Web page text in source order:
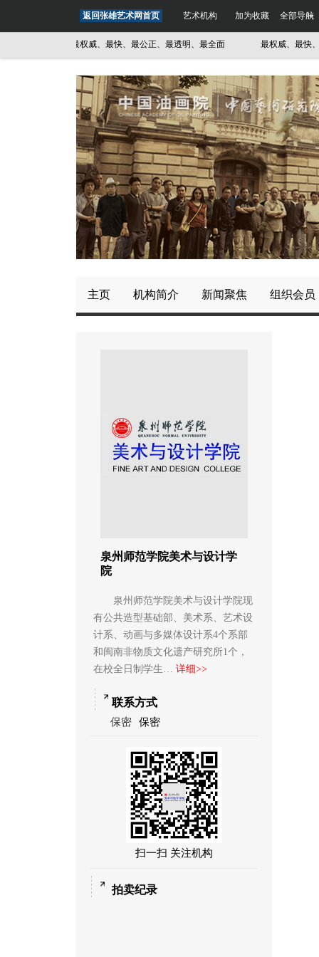
返回张雄艺术网首页 艺术机构 加为收藏 全部导航
最权威、最快、最公正、最透明、最全面 最权威、最快、最
主页 机构简介 新闻聚焦 组织会员
泉州师范学院美术与设计学
院
泉州师范学院美术与设计学院现
有公共造型基础部、美术系、艺术设
计系、动画与多媒体设计系4个系部
和闽南非物质文化遗产研究所1个，
在校全日制学生… 详细>>
联系方式
保密 保密
扫一扫 关注机构
拍卖纪录